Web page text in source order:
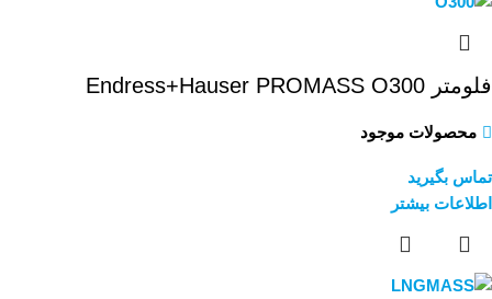
فلومتر Endress+Hauser PROMASS O300
محصولات موجود
تماس بگیرید
اطلاعات بیشتر